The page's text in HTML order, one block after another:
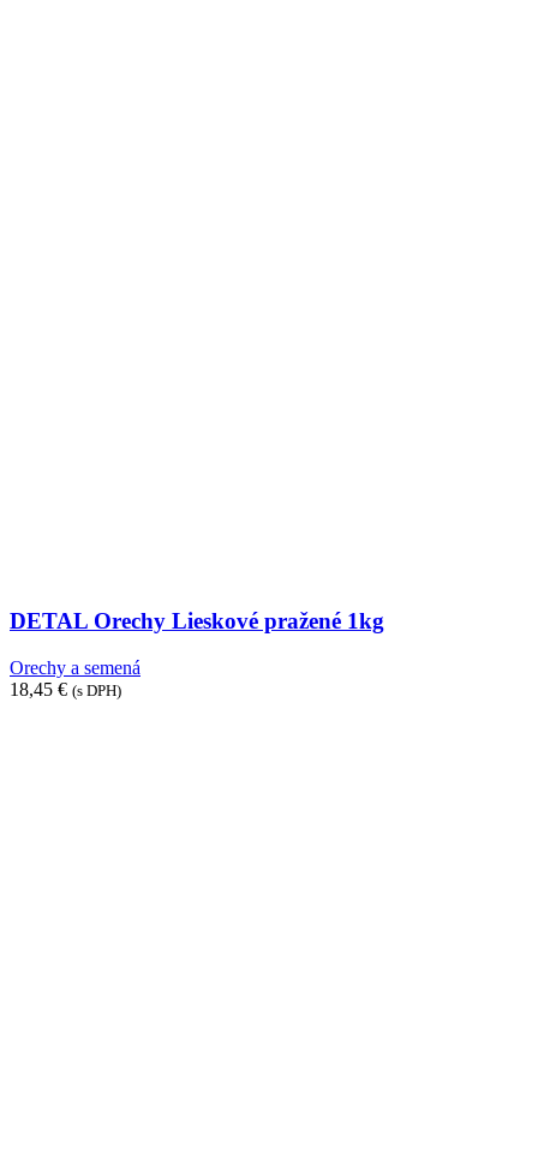
DETAL Orechy Lieskové pražené 1kg
Orechy a semená
18,45 € (s DPH)